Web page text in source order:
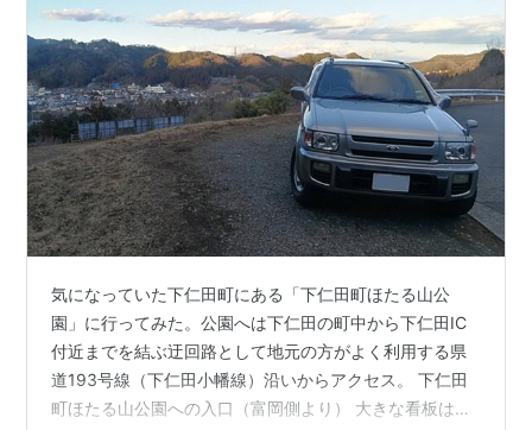
気になっていた下仁田町にある「下仁田町ほたる山公
園」に行ってみた。公園へは下仁田の町中から下仁田IC
付近までを結ぶ迂回路として地元の方がよく利用する県
道193号線（下仁田小幡線）沿いからアクセス。 下仁田
町ほたる山公園への入口（富岡側より） 大きな看板は出